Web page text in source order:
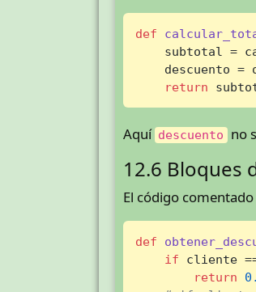
def
subtotal =
descuento =
return
Aquí descuento no
12.6 Bloques
El código
def
if cliente
return